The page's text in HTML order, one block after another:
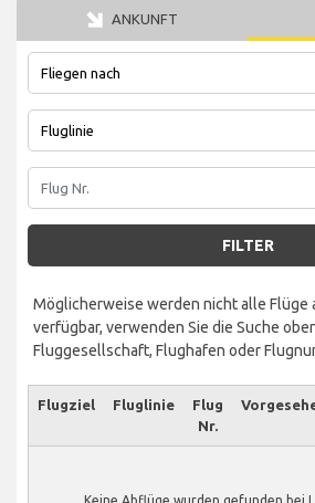
ANKUNFT
FILTER
Möglicherweise werden nicht alle Flüge
verfügbar, verwenden Sie die Suche
Fluggesellschaft, Flughafen oder
Flugziel Fluglinie
Flug
Nr.